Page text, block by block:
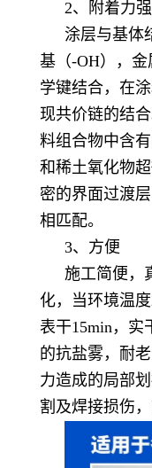
2、附着力强
涂层与基体
基（-OH），
学键结合，在
现共价链的结
料组合物中含
和稀土氧化物
密的界面过渡
相匹配。
3、方便
施工简便，
化，当环境温
表干15min，实
的抗盐雾，耐
力造成的局部
割及焊接损伤